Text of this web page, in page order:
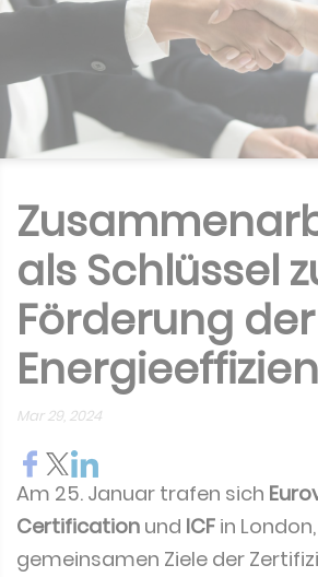
als Schlüssel
Förderung der
Mar 29, 2024
Am 25. Januar trafen sich
Certification und ICF in
gemeinsamen Ziele der